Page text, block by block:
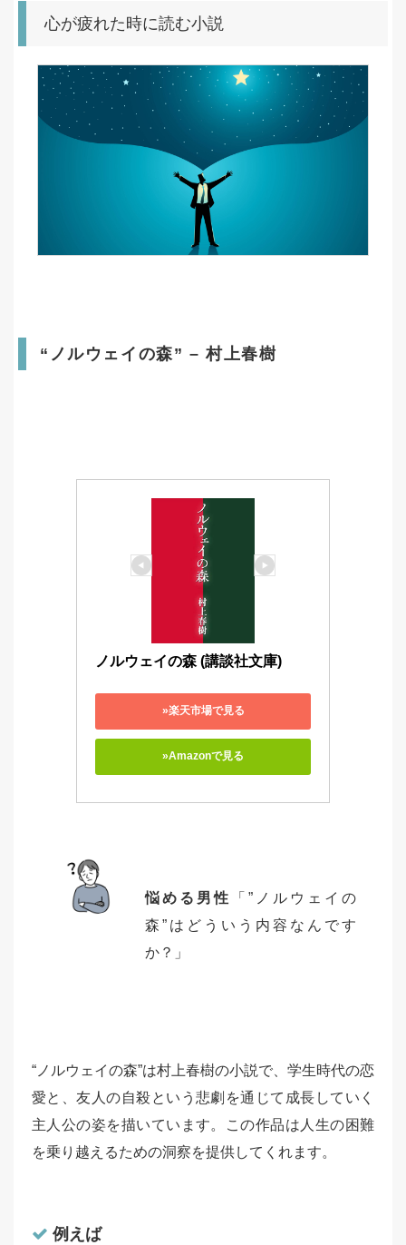
心が疲れた時に読む小説
“ノルウェイの森” – 村上春樹
ノルウェイの森 (講談社文庫)
»楽天市場で見る
»Amazonで見る
悩める男性
「”ノルウェイの
森”はどういう内容なんです
か？」
“ノルウェイの森”は村上春樹の小説で、学生時代の恋
愛と、友人の自殺という悲劇を通じて成長していく
主人公の姿を描いています。この作品は人生の困難
を乗り越えるための洞察を提供してくれます。
例えば